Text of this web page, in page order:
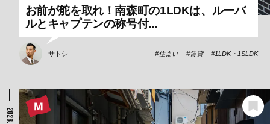
お前が舵を取れ！南森町の1LDKは、ルーバ
ルとキャプテンの称号付...
サトシ 住まい 賃貸 1LDK・1SLDK